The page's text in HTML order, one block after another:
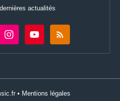
actualités
• Mentions légales